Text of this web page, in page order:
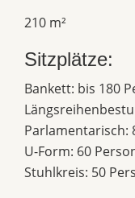
210 m²
Sitzplätze:
Bankett: bis 180
Parlamentarisch:
U-Form: 60
Stuhlkreis: 50